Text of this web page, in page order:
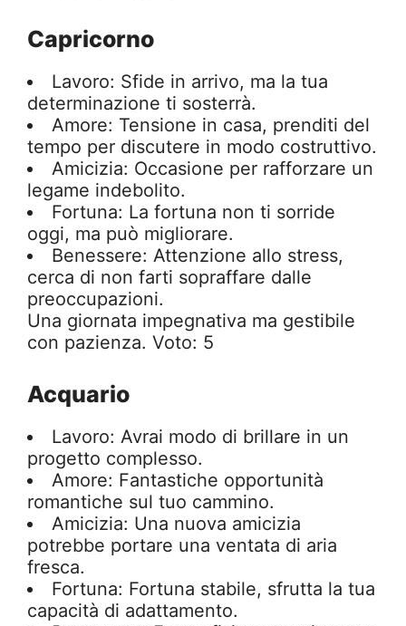
Capricorno
Lavoro: Sfide in arrivo, ma la tua
determinazione ti sosterrà.
Amore: Tensione in casa, prenditi del
tempo per discutere in modo costruttivo.
Amicizia: Occasione per rafforzare un
legame indebolito.
Fortuna: La fortuna non ti sorride
oggi, ma può migliorare.
Benessere: Attenzione allo stress,
cerca di non farti sopraffare dalle
preoccupazioni.
Una giornata impegnativa ma gestibile
con pazienza. Voto: 5
Acquario
Lavoro: Avrai modo di brillare in un
progetto complesso.
Amore: Fantastiche opportunità
romantiche sul tuo cammino.
Amicizia: Una nuova amicizia
potrebbe portare una ventata di aria
fresca.
Fortuna: Fortuna stabile, sfrutta la tua
capacità di adattamento.